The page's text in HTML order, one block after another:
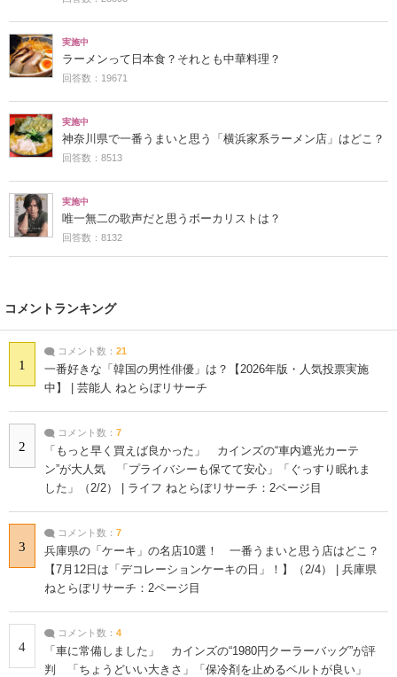
実施中
ラーメンって日本食？それとも中華料理？
回答数：19671
実施中
神奈川県で一番うまいと思う「横浜家系ラーメン店」はどこ？
回答数：8513
実施中
唯一無二の歌声だと思うボーカリストは？
回答数：8132
コメントランキング
1
コメント数： 21
一番好きな「韓国の男性俳優」は？【2026年版・人気投票実施
中】 | 芸能人 ねとらぼリサーチ
2
コメント数： 7
「もっと早く買えば良かった」 カインズの“車内遮光カーテ
ン”が大人気 「プライバシーも保てて安心」「ぐっすり眠れま
した」（2/2） | ライフ ねとらぼリサーチ：2ページ目
3
コメント数： 7
兵庫県の「ケーキ」の名店10選！ 一番うまいと思う店はどこ？
【7月12日は「デコレーションケーキの日」！】（2/4） | 兵庫県
ねとらぼリサーチ：2ページ目
4
コメント数： 4
「車に常備しました」 カインズの“1980円クーラーバッグ”が評
判 「ちょうどいい大きさ」「保冷剤を止めるベルトが良い」